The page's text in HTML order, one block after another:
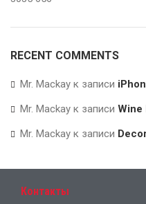
RECENT COMMENTS
Mr. Mackay к записи
Mr. Mackay к записи Wine
Mr. Mackay к записи
Контакты